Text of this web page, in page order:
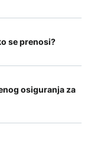
se prenosi?
osiguranja za